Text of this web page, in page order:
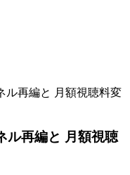
ル再編と 月額視聴料変
ル再編と 月額視聴